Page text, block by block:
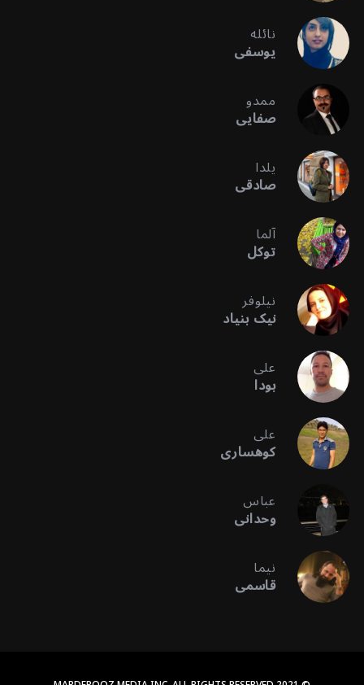
نائله
یوسفی
ممدو
صفایی
یلدا
صادقی
آلما
توکل
نیلوفر
نیک بنیاد
علی
بودا
علی
کوهساری
عباس
وحدانی
نیما
قاسمی